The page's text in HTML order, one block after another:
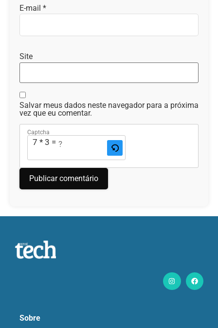
E-mail *
Site
Salvar meus dados neste navegador para a próxima
vez que eu comentar.
Captcha
7 * 3 = ?
Sobre